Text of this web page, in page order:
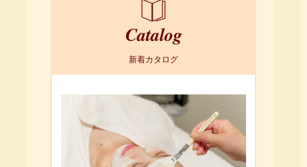
Catalog
新着カタログ